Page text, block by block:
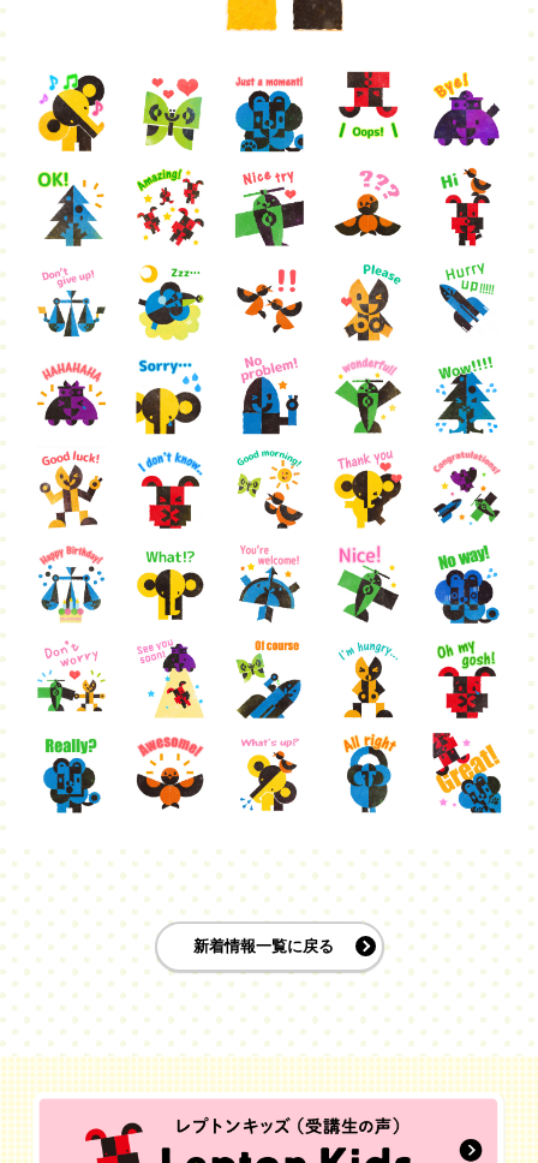
新着情報一覧に戻る